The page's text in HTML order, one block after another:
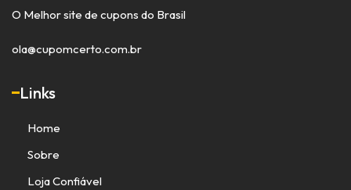
O Melhor site de cupons do Brasil
ola@cupomcerto.com.br
Links
Home
Sobre
Loja Confiável